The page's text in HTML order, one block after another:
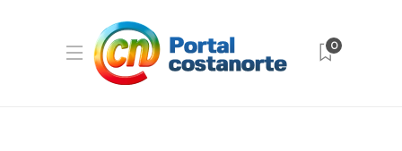
0